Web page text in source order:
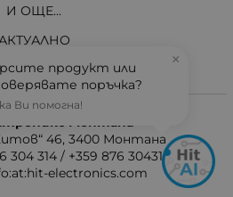
И ОЩЕ...
Монтана
46, 3400 Монтана
304 314 / +359 876 304314
electronics.com
×
продукт или
поръчка?
Ви помогна!